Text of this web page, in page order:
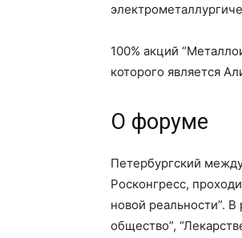
100% акций
которого является
О форуме
Петербургский
Росконгресс,
новой реальности”.
общество”,